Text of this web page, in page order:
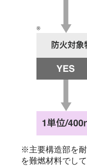
※主要構造部を
を難燃材料でし